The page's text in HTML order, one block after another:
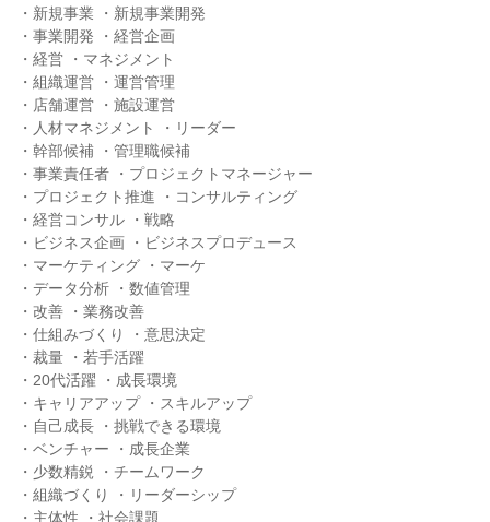
・新規事業 ・新規事業開発
・事業開発 ・経営企画
・経営 ・マネジメント
・組織運営 ・運営管理
・店舗運営 ・施設運営
・人材マネジメント ・リーダー
・幹部候補 ・管理職候補
・事業責任者 ・プロジェクトマネージャー
・プロジェクト推進 ・コンサルティング
・経営コンサル ・戦略
・ビジネス企画 ・ビジネスプロデュース
・マーケティング ・マーケ
・データ分析 ・数値管理
・改善 ・業務改善
・仕組みづくり ・意思決定
・裁量 ・若手活躍
・20代活躍 ・成長環境
・キャリアアップ ・スキルアップ
・自己成長 ・挑戦できる環境
・ベンチャー ・成長企業
・少数精鋭 ・チームワーク
・組織づくり ・リーダーシップ
・主体性 ・社会課題